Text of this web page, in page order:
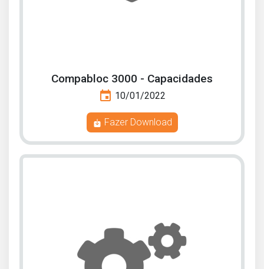
Compabloc 3000 - Capacidades
event 10/01/2022
Fazer Download